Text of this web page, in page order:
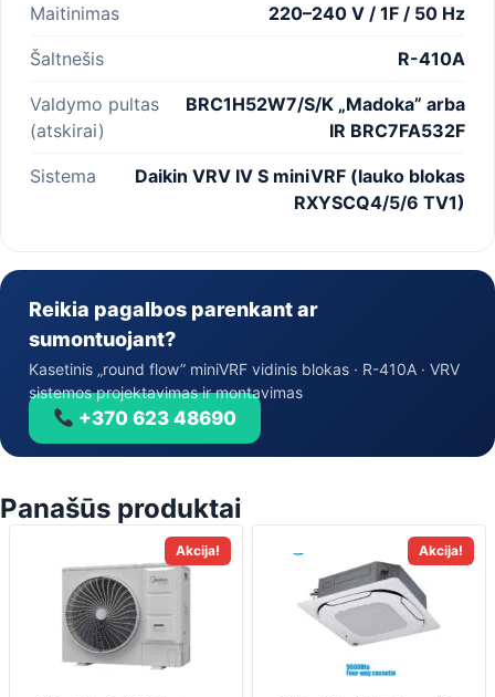
Maitinimas 220–240 V / 1F / 50 Hz
Šaltnešis R-410A
Valdymo pultas
(atskirai)
BRC1H52W7/S/K „Madoka” arba
IR BRC7FA532F
Sistema
Daikin VRV IV S miniVRF (lauko blokas
RXYSCQ4/5/6 TV1)
Reikia pagalbos parenkant ar
sumontuojant?
Kasetinis „round flow” miniVRF vidinis blokas · R-410A · VRV
sistemos projektavimas ir montavimas
+370 623 48690
Panašūs produktai
Akcija! Akcija!